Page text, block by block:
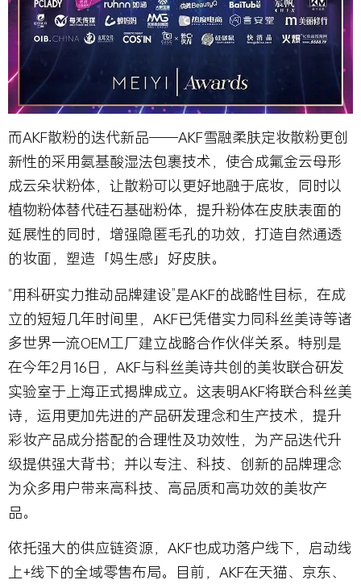
而AKF散粉的迭代新品——AKF雪融柔肤定妆散粉更创
新性的采用氨基酸湿法包裹技术，使合成氟金云母形
成云朵状粉体，让散粉可以更好地融于底妆，同时以
植物粉体替代硅石基础粉体，提升粉体在皮肤表面的
延展性的同时，增强隐匿毛孔的功效，打造自然通透
的妆面，塑造「妈生感」好皮肤。
“用科研实力推动品牌建设”是AKF的战略性目标，在成
立的短短几年时间里，AKF已凭借实力同科丝美诗等诸
多世界一流OEM工厂建立战略合作伙伴关系。特别是
在今年2月16日，AKF与科丝美诗共创的美妆联合研发
实验室于上海正式揭牌成立。这表明AKF将联合科丝美
诗，运用更加先进的产品研发理念和生产技术，提升
彩妆产品成分搭配的合理性及功效性，为产品迭代升
级提供强大背书；并以专注、科技、创新的品牌理念
为众多用户带来高科技、高品质和高功效的美妆产
品。
依托强大的供应链资源，AKF也成功落户线下，启动线
上+线下的全域零售布局。目前，AKF在天猫、京东、